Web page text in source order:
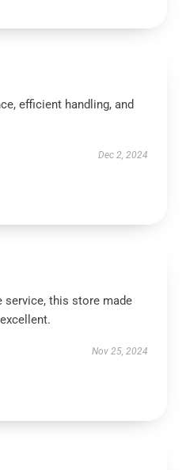
efficient handling, and
Dec 2, 2024
service, this store made
Nov 25, 2024